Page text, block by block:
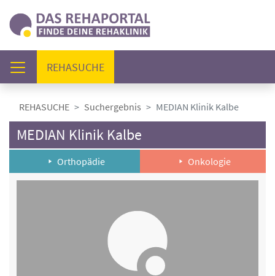
REHASUCHE(AKTUELL)
REHASUCHE Suchergebnis MEDIAN Klinik Kalbe
MEDIAN Klinik Kalbe
Orthopädie Onkologie